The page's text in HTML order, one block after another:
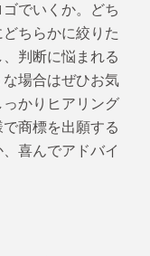
でいくか。どち
ちらかに絞りた
判断に悩まれる
場合はぜひお気
かりヒアリング
商標を出願する
喜んでアドバイ